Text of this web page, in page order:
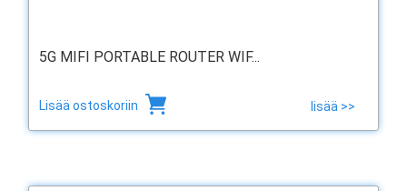
5G MIFI PORTABLE ROUTER WIF...
Lisää ostoskoriin lisää >>